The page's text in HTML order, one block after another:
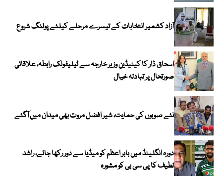
آزاد کشمیر انتخابات کے تیسرے مرحلے کیلئے پولنگ شروع
اسحاق ڈار کا کینیڈین وزیر خارجہ سے ٹیلیفونک رابطہ، علاقائی
صورتحال پر تبادلہ خیال
نئے صوبوں کی حمایت، شیر افضل مروت بھی میدان میں آگئے
دورہ انگلینڈ میں بابر اعظم کو میڈیا سے دور رکھا جائے، راشد
لطیف کا پی سی بی کو مشورہ